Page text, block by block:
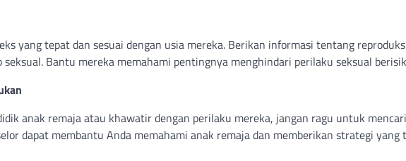
yang tepat dan sesuai dengan usia mereka. Berikan informasi tentang
Bantu mereka memahami pentingnya menghindari perilaku seksual
anak remaja atau khawatir dengan perilaku mereka, jangan ragu untuk mencari
dapat membantu Anda memahami anak remaja dan memberikan strategi yang